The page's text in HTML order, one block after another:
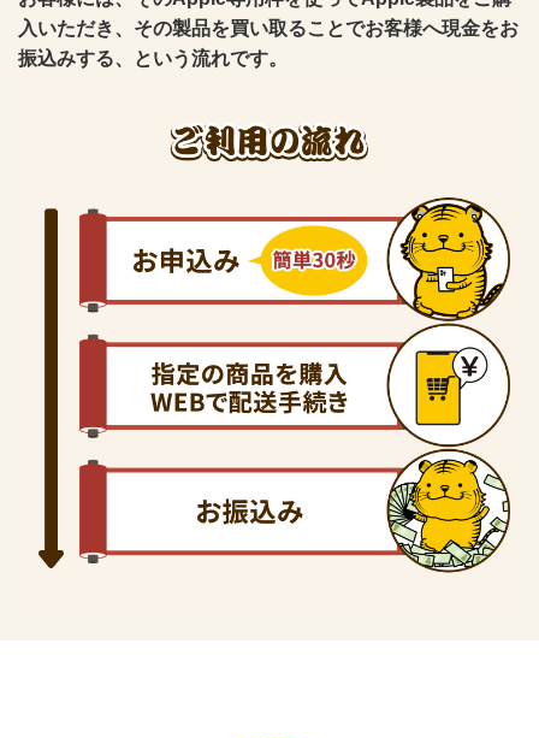
入いただき、その製品を買い取ることでお客様へ現金をお
振込みする、という流れです。